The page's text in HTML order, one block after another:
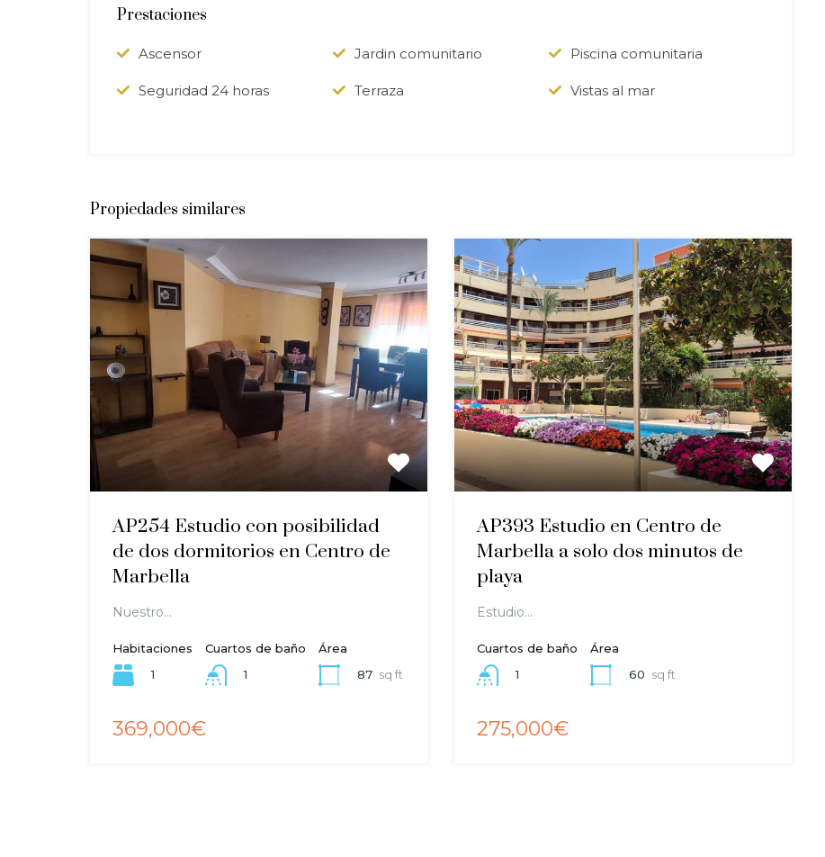
Prestaciones
Ascensor Jardin comunitario Piscina comunitaria
Seguridad 24 horas Terraza Vistas al mar
Propiedades similares
AP254 Estudio con posibilidad
de dos dormitorios en Centro de
Marbella
Nuestro…
Habitaciones
1
Cuartos de baño
1
Área
87 sq ft
369,000€
AP393 Estudio en Centro de
Marbella a solo dos minutos de
playa
Estudio…
Cuartos de baño
1
Área
60 sq ft
275,000€